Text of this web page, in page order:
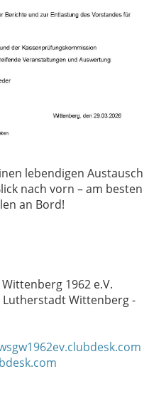
lebendigen Austausch
nach vorn – am besten
an Bord!
1962 e.V.
Lutherstadt Wittenberg -